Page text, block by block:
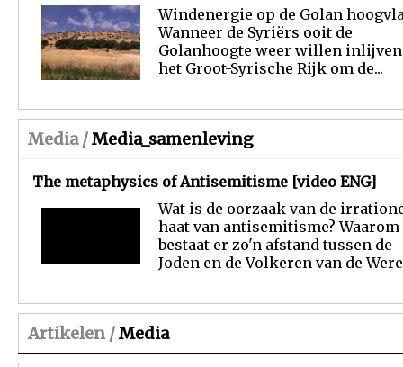
Windenergie op de Golan
Wanneer de Syriërs ooit de
Golanhoogte weer willen
het Groot-Syrische Rijk om de...
Media /Media_samenleving
The metaphysics of Antisemitisme [video ENG]
Wat is de oorzaak van de
haat van antisemitisme? Waarom
bestaat er zo'n afstand tussen de
Joden en de Volkeren van de
Artikelen /Media